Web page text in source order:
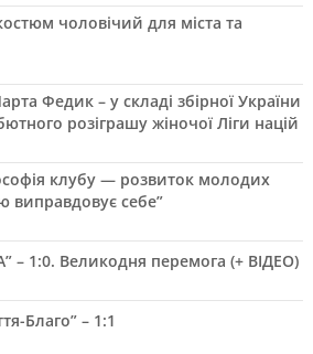
чоловічий для міста та
Федик – у складі збірної України
розіграшу жіночої Ліги націй
клубу — розвиток молодих
виправдовує себе”
– 1:0. Великодня перемога (+ ВІДЕО)
Благо” – 1:1